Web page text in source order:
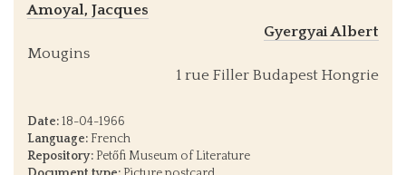
Amoyal, Jacques
Gyergyai Albert
Mougins
1 rue Filler Budapest Hongrie
Date:18-04-1966
Language: French
Repository: Petőfi Museum of Literature